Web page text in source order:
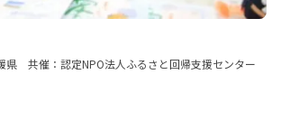
県 共催：認定NPO法人ふるさと回帰支援センター